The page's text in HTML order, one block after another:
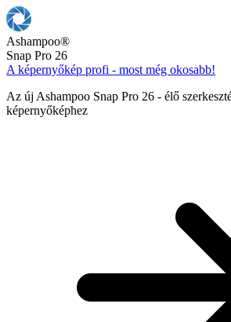
Ashampoo®
Snap Pro 26
A képernyőkép profi - most még okosabb!
Az új Ashampoo Snap Pro 26 - élő
képernyőképhez